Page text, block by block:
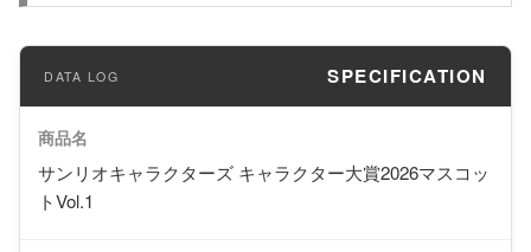
SPECIFICATION
商品名
サンリオキャラクターズ キャラクター大賞2026マスコッ
トVol.1